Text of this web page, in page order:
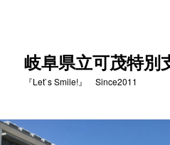
岐阜県立可茂特別
『Let`s Smile!』 Since2011